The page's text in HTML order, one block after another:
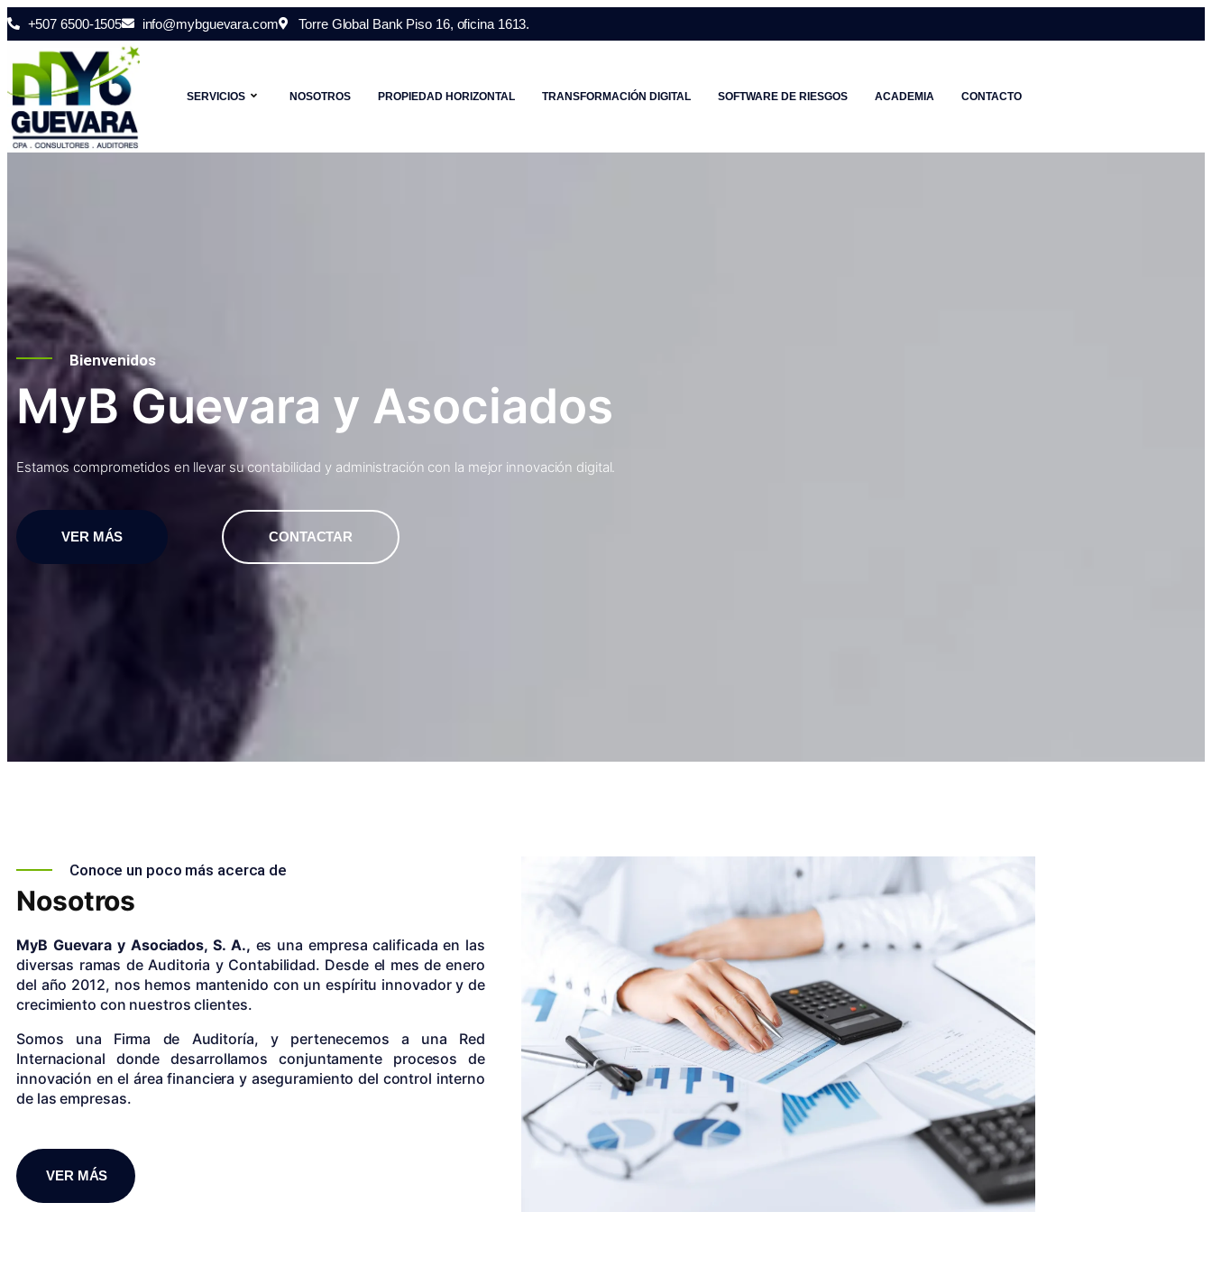
+507 6500-1505 info@mybguevara.com Torre Global Bank Piso 16, oficina 1613.
SERVICIOS NOSOTROS PROPIEDAD HORIZONTAL TRANSFORMACIÓN DIGITAL SOFTWARE DE RIESGOS ACADEMIA CONTACTO
Bienvenidos
MyB Guevara y Asociados
Estamos comprometidos en llevar su contabilidad y administración con la mejor innovación digital.
VER MÁS CONTACTAR
Conoce un poco más acerca de
Nosotros
MyB Guevara y Asociados, S. A., es una empresa calificada en las
diversas ramas de Auditoria y Contabilidad. Desde el mes de enero
del año 2012, nos hemos mantenido con un espíritu innovador y de
crecimiento con nuestros clientes.
Somos una Firma de Auditoría, y pertenecemos a una Red
Internacional donde desarrollamos conjuntamente procesos de
innovación en el área financiera y aseguramiento del control interno
de las empresas.
VER MÁS